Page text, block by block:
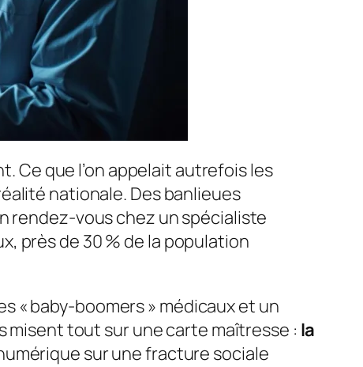
Ce que l’on appelait autrefois les
nationale. Des banlieues
rendez-vous chez un spécialiste
près de 30 % de la population
« baby-boomers » médicaux et un
tout sur une carte maîtresse : la
sur une fracture sociale